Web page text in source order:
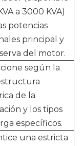
a 3000 KVA)
potencias
principal y
del motor.
según la
de la
y los tipos
específicos.
una estricta